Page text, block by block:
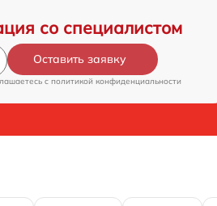
со специалистом
Оставить заявку
c политикой конфиденциальности